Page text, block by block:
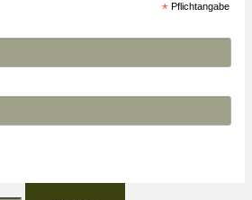
* Pflichtangabe